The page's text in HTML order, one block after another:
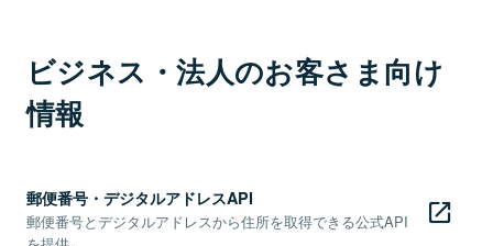
ビジネス・法人のお客さま向け
情報
郵便番号・デジタルアドレスAPI
郵便番号とデジタルアドレスから住所を取得できる公式API